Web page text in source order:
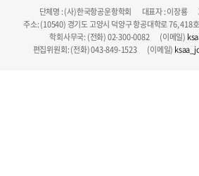
단체명 : (사)한국항공운항학회 대표자 : 이장룡
주소: (10540) 경기도 고양시 덕양구 항공대학로 76, 418
학회사무국: (전화) 02-300-0082 (이메일)
편집위원회: (전화) 043-849-1523 (이메일)